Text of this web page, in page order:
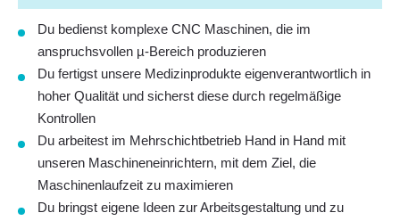
Du bedienst komplexe CNC Maschinen, die im
anspruchsvollen µ-Bereich produzieren
Du fertigst unsere Medizinprodukte eigenverantwortlich in
hoher Qualität und sicherst diese durch regelmäßige
Kontrollen
Du arbeitest im Mehrschichtbetrieb Hand in Hand mit
unseren Maschineneinrichtern, mit dem Ziel, die
Maschinenlaufzeit zu maximieren
Du bringst eigene Ideen zur Arbeitsgestaltung und zu